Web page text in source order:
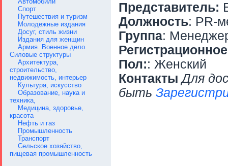
Спорт
Путешествия и туризм
Молодежные издания
Досуг, стиль жизни
Издания для женщин
Армия. Военное дело.
Силовые структуры
Архитектура,
строительство,
недвижимость, интерьер
Культура, искусство
Образование, наука и
техника,
Медицина, здоровье,
красота
Нефть и газ
Промышленность
Транспорт
Сельское хозяйство,
пищевая промышленность
Представитель:
Должность: PR-
Группа:
Пол:: Женский
Контакты Для
быть